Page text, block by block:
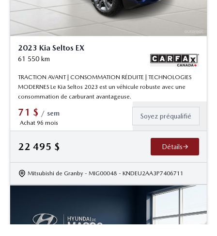
2023 Kia Seltos EX
61 550 km
TRACTION AVANT | CONSOMMATION RÉDUITE | TECHNOLOGIES
MODERNES Le Kia Seltos 2023 est un véhicule robuste avec une
consommation de carburant avantageuse.
71 $ / sem
Achat 96 mois
Soyez préqualifié
22 495 $ Détails
Mitsubishi de Granby - MIG00048 - KNDEU2AA3P7406711